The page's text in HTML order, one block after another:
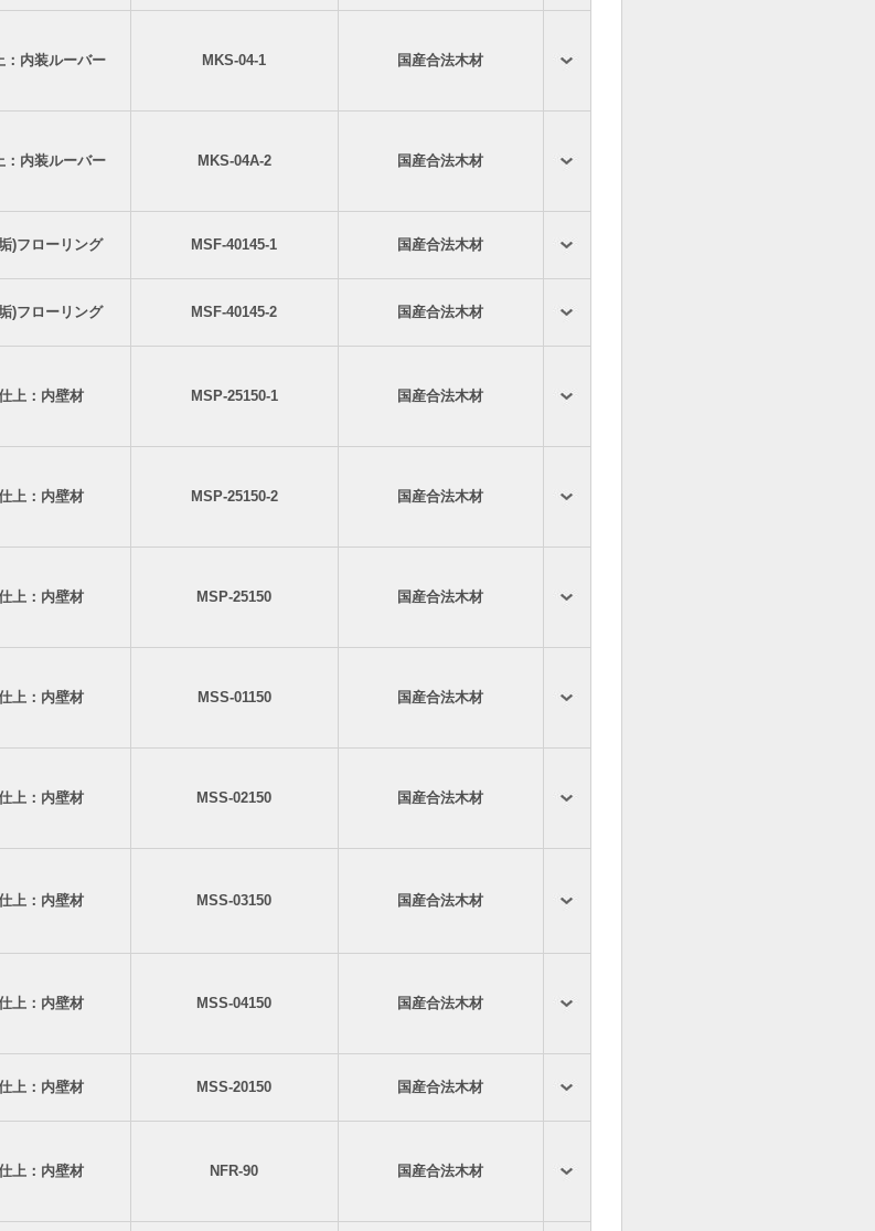
：内装ルーバー MKS-04-1 国産合法木材
：内装ルーバー MKS-04A-2 国産合法木材
)フローリング MSF-40145-1 国産合法木材
)フローリング MSF-40145-2 国産合法木材
上：内壁材 MSP-25150-1 国産合法木材
上：内壁材 MSP-25150-2 国産合法木材
上：内壁材 MSP-25150 国産合法木材
上：内壁材 MSS-01150 国産合法木材
上：内壁材 MSS-02150 国産合法木材
上：内壁材 MSS-03150 国産合法木材
上：内壁材 MSS-04150 国産合法木材
上：内壁材 MSS-20150 国産合法木材
上：内壁材 NFR-90 国産合法木材